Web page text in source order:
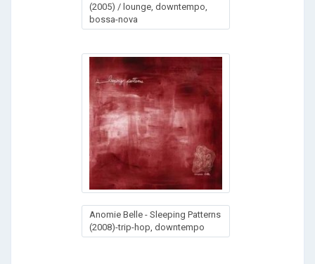
(2005) / lounge, downtempo,
bossa-nova
Anomie Belle - Sleeping Patterns
(2008)-trip-hop, downtempo